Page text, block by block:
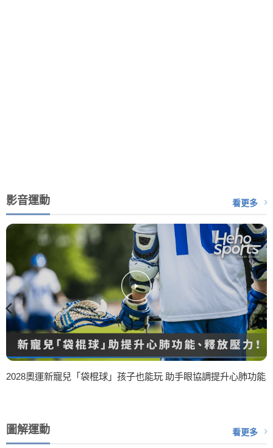
影音運動 看更多
2028奧運新寵兒「袋棍球」孩子也能玩 助手眼協調提升心肺功能
圖解運動 看更多